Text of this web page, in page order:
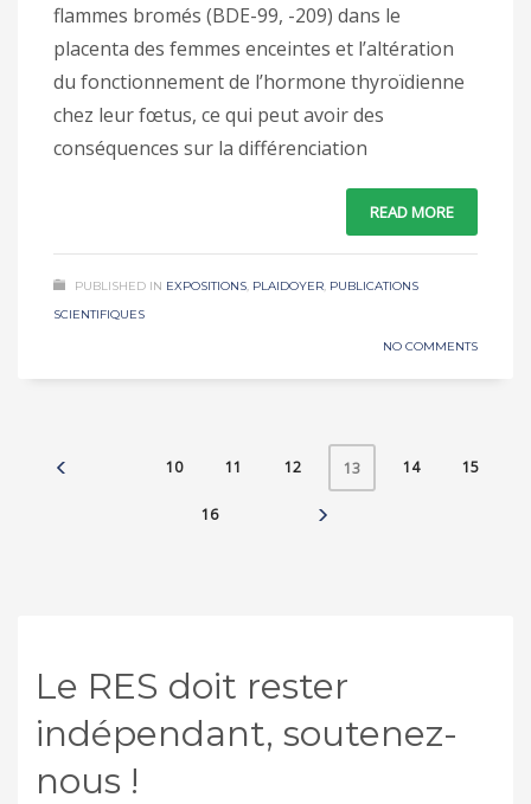
flammes bromés (BDE-99, -209) dans le
placenta des femmes enceintes et l’altération
du fonctionnement de l’hormone thyroïdienne
chez leur fœtus, ce qui peut avoir des
conséquences sur la différenciation
READ MORE
PUBLISHED IN EXPOSITIONS PLAIDOYER PUBLICATIONS
SCIENTIFIQUES
NO COMMENTS
10 11 12 13 14 15
16
Le RES doit rester
indépendant, soutenez-
nous !